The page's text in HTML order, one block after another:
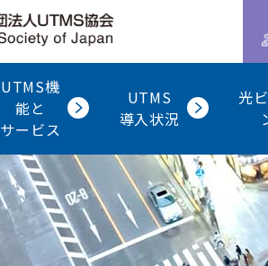
UTMS機
能と
サービス
UTMS
導入状況
光